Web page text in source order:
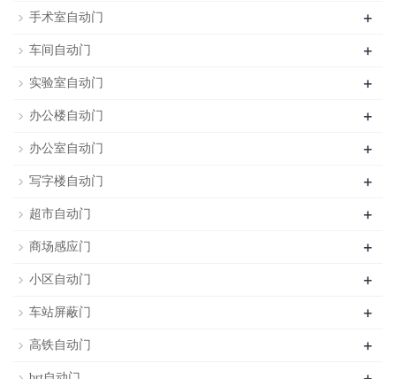
手术室自动门 +
车间自动门 +
实验室自动门 +
办公楼自动门 +
办公室自动门 +
写字楼自动门 +
超市自动门 +
商场感应门 +
小区自动门 +
车站屏蔽门 +
高铁自动门 +